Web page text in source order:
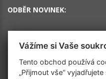
ODBĚR NOVINEK:
Vážíme si Vaše
Tento obchod používá
„Přijmout vše“